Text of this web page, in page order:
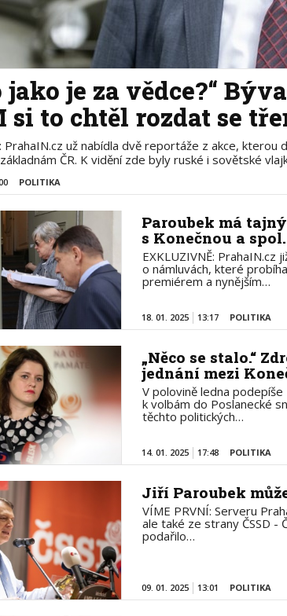
jako je za vědce?“
si to chtěl rozdat se
PrahaIN.cz už nabídla dvě reportáže z akce, kterou
ČR. K vidění zde byly ruské i sovětské
POLITIKA
Paroubek má
s Konečnou a spol.
EXKLUZIVNĚ: PrahaIN.cz
o námluvách, které
premiérem a nynějším…
18. 01. 2025 13:17 POLITIKA
„Něco se stalo.“
jednání mezi
V polovině ledna podepíše
k volbám do Poslanecké
těchto politických…
14. 01. 2025 17:48 POLITIKA
Jiří Paroubek
VÍME PRVNÍ: Serveru
ale také ze strany ČSSD -
podařilo…
09. 01. 2025 13:01 POLITIKA